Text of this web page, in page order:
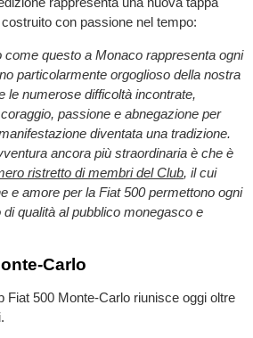
con passione nel tempo:
questo a Monaco rappresenta ogni
particolarmente orgoglioso della nostra
le numerose difficoltà incontrate,
passione e abnegazione per
diventata una tradizione.
ancora più straordinaria è che è
ristretto di membri del Club, il cui
e amore per la Fiat 500 permettono ogni
qualità al pubblico monegasco e
Carlo
Fiat 500 Monte-Carlo riunisce oggi oltre